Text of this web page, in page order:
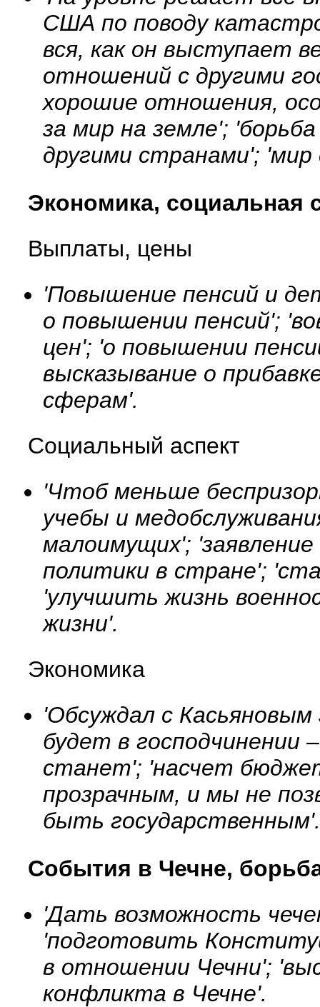
США по поводу
вся, как он выступает
отношений с другими
хорошие отношения,
за мир на земле';
другими странами';
Экономика, социальная
Выплаты, цены
'Повышение пенсий и
о повышении пенсий';
цен'; 'о повышении
высказывание о
сферам'.
Социальный аспект
'Чтоб меньше
учебы и
малоимущих';
политики в стране';
'улучшить жизнь
жизни'.
Экономика
'Обсуждал с
будет в господчинении
станет'; 'насчет
прозрачным, и мы не
быть
События в Чечне,
'Дать возможность
'подготовить
в отношении Чечни';
конфликта в Чечне'.